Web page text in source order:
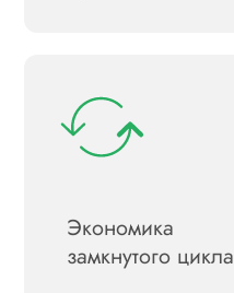
Экономика
замкнутого цикла